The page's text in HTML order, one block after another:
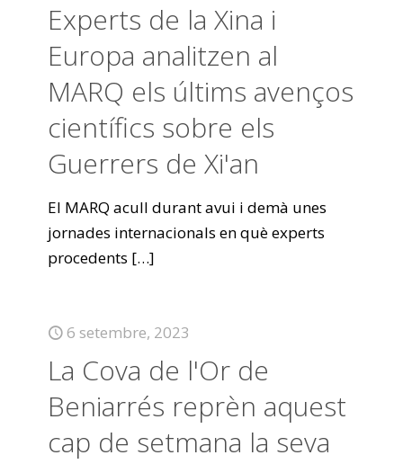
Experts de la Xina i
Europa analitzen al
MARQ els últims avenços
científics sobre els
Guerrers de Xi'an
El MARQ acull durant avui i demà unes
jornades internacionals en què experts
procedents […]
6 setembre, 2023
La Cova de l'Or de
Beniarrés reprèn aquest
cap de setmana la seva